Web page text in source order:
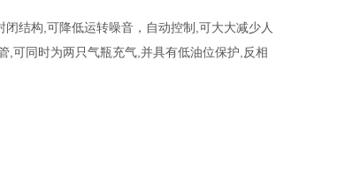
结构,可降低运转噪音，自动控制,可大大减少人
,可同时为两只气瓶充气,并具有低油位保护,反相